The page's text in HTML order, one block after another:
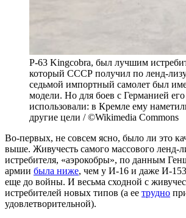
P-63 Kingcobra, был лучшим
который СССР получил по ленд-
седьмой импортный самолет был
модели. Но для боев с Германией
использовали: в Кремле ему
другие цели / ©Wikimedia Commons
Во-первых, не совсем ясно, было ли это
выше. Живучесть самого массового ленд-
истребителя, «аэрокобры», по данным
армии была ниже, чем у И-16 и даже И-
еще до войны. И весьма сходной с
истребителей новых типов (а ее трудно
удовлетворительной).